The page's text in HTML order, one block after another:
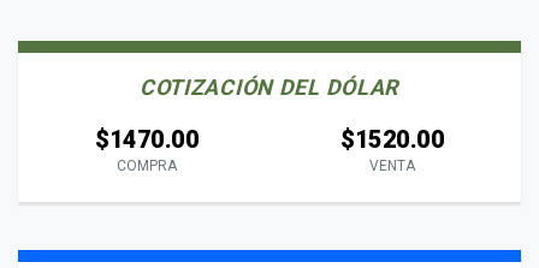
COTIZACIÓN DEL DÓLAR
$1470.00
COMPRA
$1520.00
VENTA